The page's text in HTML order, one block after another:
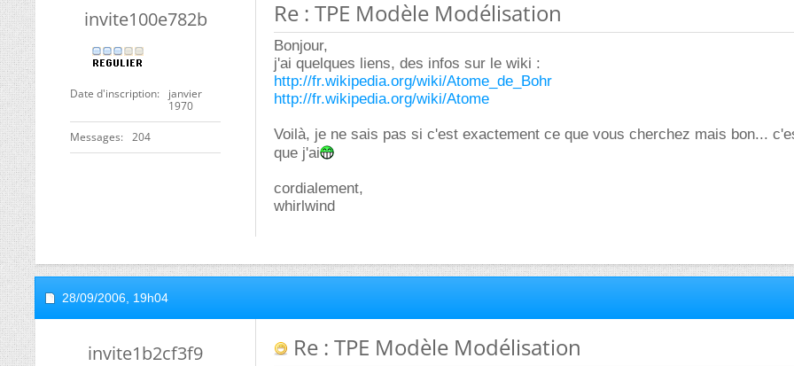
invite100e782b
Date d'inscription
janvier
1970
Messages 204
Re : TPE Modèle Modélisation
Bonjour,
j'ai quelques liens, des infos sur le wiki :
http://fr.wikipedia.org/wiki/Atome_de_Bohr
http://fr.wikipedia.org/wiki/Atome
Voilà, je ne sais pas si c'est exactement ce que vous cherchez mais bon...
que j'ai
cordialement,
whirlwind
28/09/2006, 19h04
invite1b2cf3f9 Re : TPE Modèle Modélisation